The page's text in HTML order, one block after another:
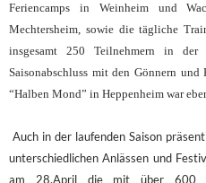
Feriencamps in Weinheim und
Mechtersheim, sowie die tägliche
insgesamt 250 Teilnehmern in der
Saisonabschluss mit den Gönnern
“Halben Mond” in Heppenheim war
Auch in der laufenden Saison
unterschiedlichen Anlässen und
am 28.April die mit über 600